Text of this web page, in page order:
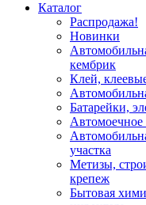
Каталог
Распродажа!
Новинки
кембрик
Клей,
Батарейки,
Автомоечное
участка
Метизы,
крепеж
Бытовая